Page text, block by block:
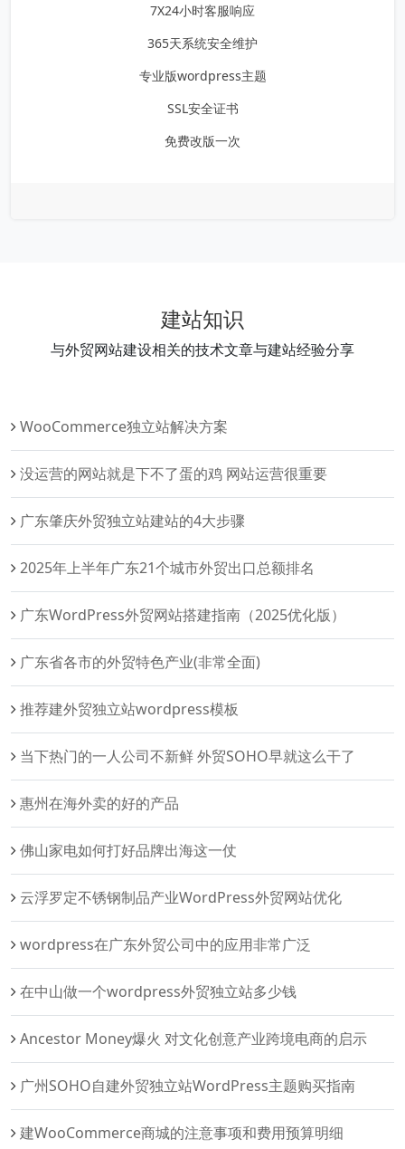
7X24小时客服响应
365天系统安全维护
专业版wordpress主题
SSL安全证书
免费改版一次
建站知识
与外贸网站建设相关的技术文章与建站经验分享
WooCommerce独立站解决方案‌
没运营的网站就是下不了蛋的鸡 网站运营很重要
广东肇庆外贸独立站建站的4大步骤
2025年上半年广东21个城市外贸出口总额排名
广东WordPress外贸网站搭建指南（2025优化版）
广东省各市的外贸特色产业(非常全面)
推荐建外贸独立站wordpress模板
当下热门的一人公司不新鲜 外贸SOHO早就这么干了
惠州在海外卖的好的产品
佛山家电如何打好品牌出海这一仗
云浮罗定不锈钢制品产业WordPress外贸网站优化
wordpress在广东外贸公司中的应用非常广泛
在中山做一个wordpress外贸独立站多少钱
Ancestor Money爆火 对文化创意产业跨境电商的启示
广州SOHO自建外贸独立站WordPress主题购买指南
建WooCommerce商城的注意事项和费用预算明细